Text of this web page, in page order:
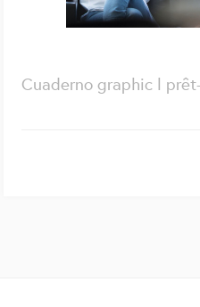
Cuaderno graphic l